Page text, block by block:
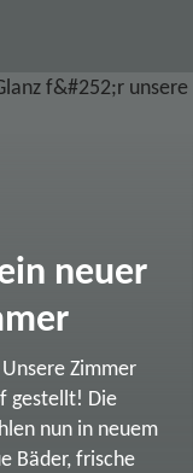
neuer
Zimmer
gestellt! Die
nun in neuem
Bäder, frische